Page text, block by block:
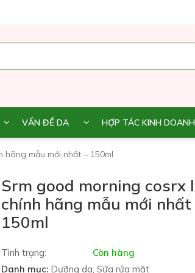
VẤN ĐỀ DA HỢP TÁC KINH DOANH
mẫu mới nhất – 150ml
Srm good morning cosrx
chính hãng mẫu mới nhất
150ml
Tình trạng:
Còn hàng
Danh mục: Dưỡng da,Sữa rửa mặt